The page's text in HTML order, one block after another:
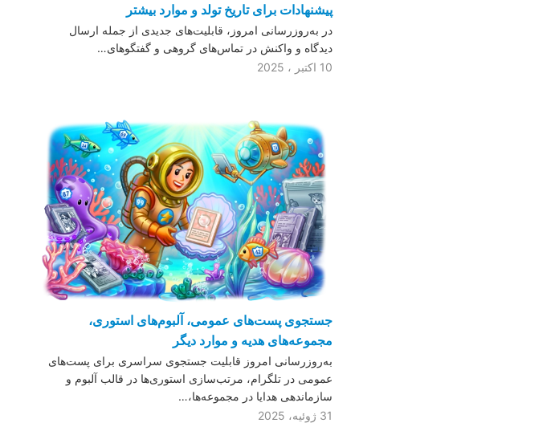
پیشنهادات برای تاریخ تولد و موارد بیشتر
در به‌روزرسانی امروز، قابلیت‌های جدیدی از جمله ارسال
دیدگاه و واکنش در تماس‌های گروهی و گفتگو‌های…
10 اکتبر ، 2025
جستجوی پست‌های عمومی، آلبوم‌های استوری،
مجموعه‌های هدیه و موارد دیگر
به‌روزرسانی امروز قابلیت جستجوی سراسری برای پست‌های
عمومی در تلگرام، مرتب‌سازی استوری‌ها در قالب آلبوم و
سازماندهی هدایا در مجموعه‌ها،…
31 ژوئیه، 2025